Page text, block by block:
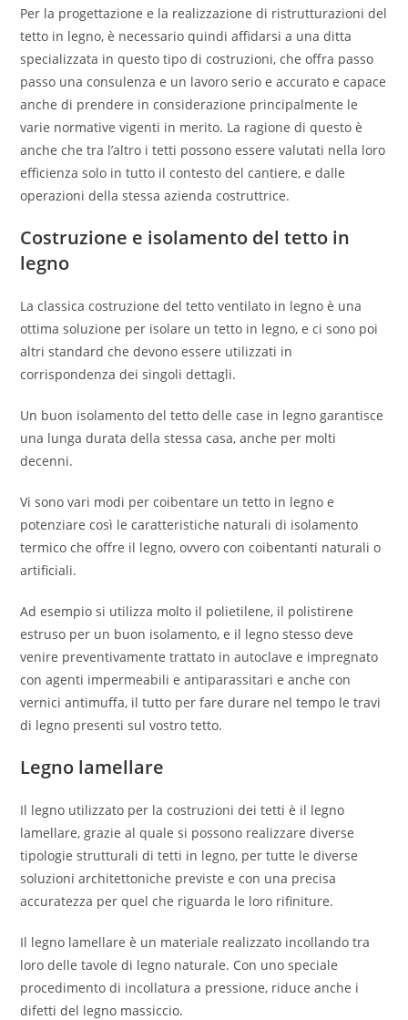
Per la progettazione e la realizzazione di ristrutturazioni del
tetto in legno, è necessario quindi affidarsi a una ditta
specializzata in questo tipo di costruzioni, che offra passo
passo una consulenza e un lavoro serio e accurato e capace
anche di prendere in considerazione principalmente le
varie normative vigenti in merito. La ragione di questo è
anche che tra l’altro i tetti possono essere valutati nella loro
efficienza solo in tutto il contesto del cantiere, e dalle
operazioni della stessa azienda costruttrice.
Costruzione e isolamento del tetto in
legno
La classica costruzione del tetto ventilato in legno è una
ottima soluzione per isolare un tetto in legno, e ci sono poi
altri standard che devono essere utilizzati in
corrispondenza dei singoli dettagli.
Un buon isolamento del tetto delle case in legno garantisce
una lunga durata della stessa casa, anche per molti
decenni.
Vi sono vari modi per coibentare un tetto in legno e
potenziare così le caratteristiche naturali di isolamento
termico che offre il legno, ovvero con coibentanti naturali o
artificiali.
Ad esempio si utilizza molto il polietilene, il polistirene
estruso per un buon isolamento, e il legno stesso deve
venire preventivamente trattato in autoclave e impregnato
con agenti impermeabili e antiparassitari e anche con
vernici antimuffa, il tutto per fare durare nel tempo le travi
di legno presenti sul vostro tetto.
Legno lamellare
Il legno utilizzato per la costruzioni dei tetti è il legno
lamellare, grazie al quale si possono realizzare diverse
tipologie strutturali di tetti in legno, per tutte le diverse
soluzioni architettoniche previste e con una precisa
accuratezza per quel che riguarda le loro rifiniture.
Il legno lamellare è un materiale realizzato incollando tra
loro delle tavole di legno naturale. Con uno speciale
procedimento di incollatura a pressione, riduce anche i
difetti del legno massiccio.